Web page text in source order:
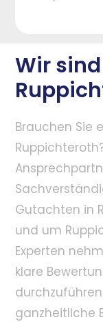
Wir
Brauchen Sie
Gutachten in
und um
Experten
klare
ganzheitliche